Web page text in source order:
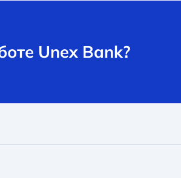
Unex Bank?